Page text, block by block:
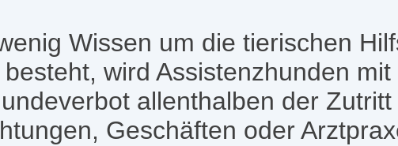
Wissen um die tierischen
wird Assistenzhunden mit
allenthalben der Zutritt
Geschäften oder